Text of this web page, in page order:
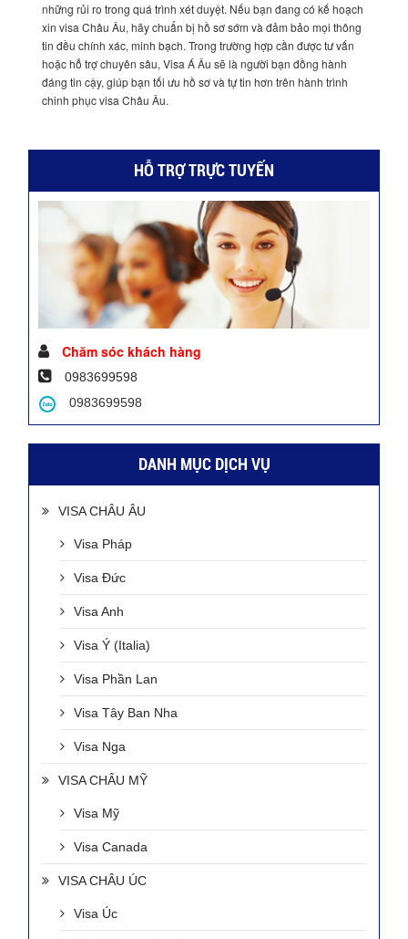
những rủi ro trong quá trình xét duyệt. Nếu bạn đang có kế hoạch
xin visa Châu Âu, hãy chuẩn bị hồ sơ sớm và đảm bảo mọi thông
tin đều chính xác, minh bạch. Trong trường hợp cần được tư vấn
hoặc hỗ trợ chuyên sâu, Visa Á Âu sẽ là người bạn đồng hành
đáng tin cậy, giúp bạn tối ưu hồ sơ và tự tin hơn trên hành trình
chinh phục visa Châu Âu.
HỖ TRỢ TRỰC TUYẾN
Chăm sóc khách hàng
0983699598
0983699598
DANH MỤC DỊCH VỤ
VISA CHÂU ÂU
Visa Pháp
Visa Đức
Visa Anh
Visa Ý (Italia)
Visa Phần Lan
Visa Tây Ban Nha
Visa Nga
VISA CHÂU MỸ
Visa Mỹ
Visa Canada
VISA CHÂU ÚC
Visa Úc